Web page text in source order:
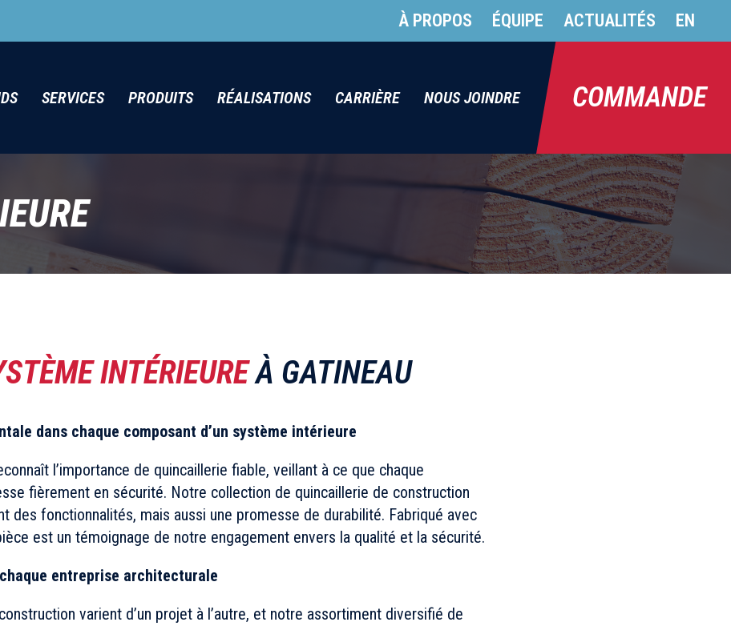
À PROPOS ÉQUIPE ACTUALITÉS EN
SERVICES PRODUITS RÉALISATIONS CARRIÈRE NOUS JOINDRE COMMANDE
INTÉRIEUREÀ GATINEAU
dans chaque composant d’un système intérieure
l’importance de quincaillerie fiable, veillant à ce que chaque
fièrement en sécurité. Notre collection de quincaillerie de construction
des fonctionnalités, mais aussi une promesse de durabilité. Fabriqué avec
est un témoignage de notre engagement envers la qualité et la sécurité.
entreprise architecturale
varient d’un projet à l’autre, et notre assortiment diversifié de